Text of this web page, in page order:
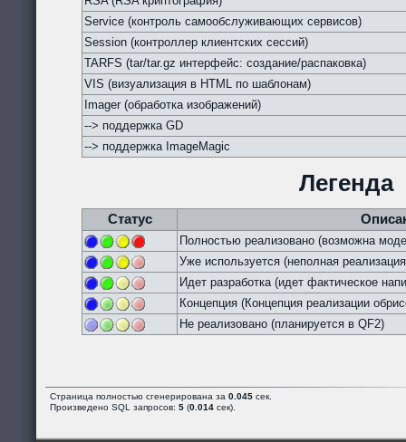
Service (контроль самообслуживающих сервисов)
Session (контроллер клиентских сессий)
TARFS (tar/tar.gz интерфейс: создание/распаковка)
VIS (визуализация в HTML по шаблонам)
Imager (обработка изображений)
--> поддержка GD
--> поддержка ImageMagic
Легенда
Статус
Полностью реализовано (возможна
Уже используется (неполная
Идет разработка (идет фактическое
Концепция (Концепция реализации
Не реализовано (планируется в QF2)
Страница полностью сгенерирована за 0.045 сек.
Произведено SQL запросов: 5 (0.014 сек).